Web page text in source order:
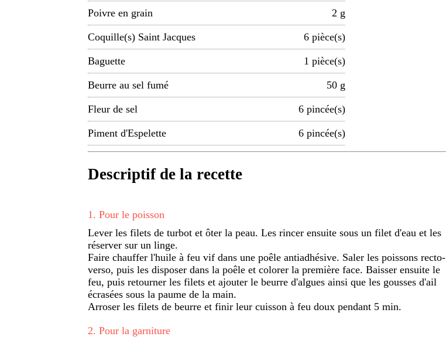
Poivre en grain 2 g
Coquille(s) Saint Jacques 6 pièce(s)
Baguette 1 pièce(s)
Beurre au sel fumé 50 g
Fleur de sel 6 pincée(s)
Piment d'Espelette 6 pincée(s)
Descriptif de la recette
1 . Pour le poisson
Lever les filets de turbot et ôter la peau. Les rincer ensuite sous un filet d'eau et les
réserver sur un linge.
Faire chauffer l'huile à feu vif dans une poêle antiadhésive. Saler les poissons recto-
verso, puis les disposer dans la poêle et colorer la première face. Baisser ensuite le
feu, puis retourner les filets et ajouter le beurre d'algues ainsi que les gousses d'ail
écrasées sous la paume de la main.
Arroser les filets de beurre et finir leur cuisson à feu doux pendant 5 min.
2. Pour la garniture